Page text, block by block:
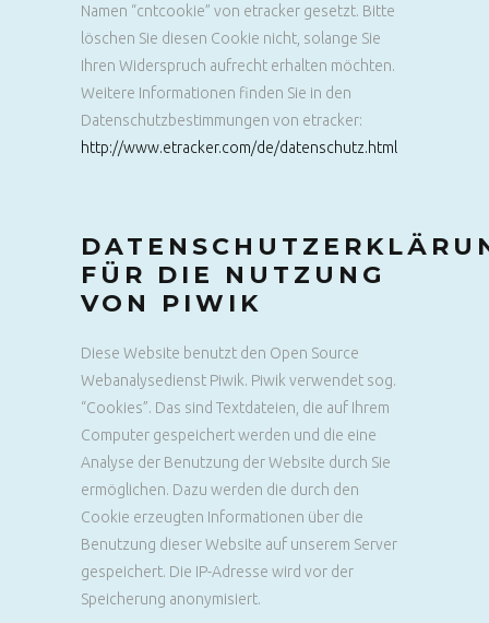
Namen “cntcookie” von etracker gesetzt. Bitte
löschen Sie diesen Cookie nicht, solange Sie
Ihren Widerspruch aufrecht erhalten möchten.
Weitere Informationen finden Sie in den
Datenschutzbestimmungen von etracker:
http://www.etracker.com/de/datenschutz.html
FÜR DIE NUTZUNG
VON PIWIK
Diese Website benutzt den Open Source
Webanalysedienst Piwik. Piwik verwendet sog.
“Cookies”. Das sind Textdateien, die auf Ihrem
Computer gespeichert werden und die eine
Analyse der Benutzung der Website durch Sie
ermöglichen. Dazu werden die durch den
Cookie erzeugten Informationen über die
Benutzung dieser Website auf unserem Server
gespeichert. Die IP-Adresse wird vor der
Speicherung anonymisiert.